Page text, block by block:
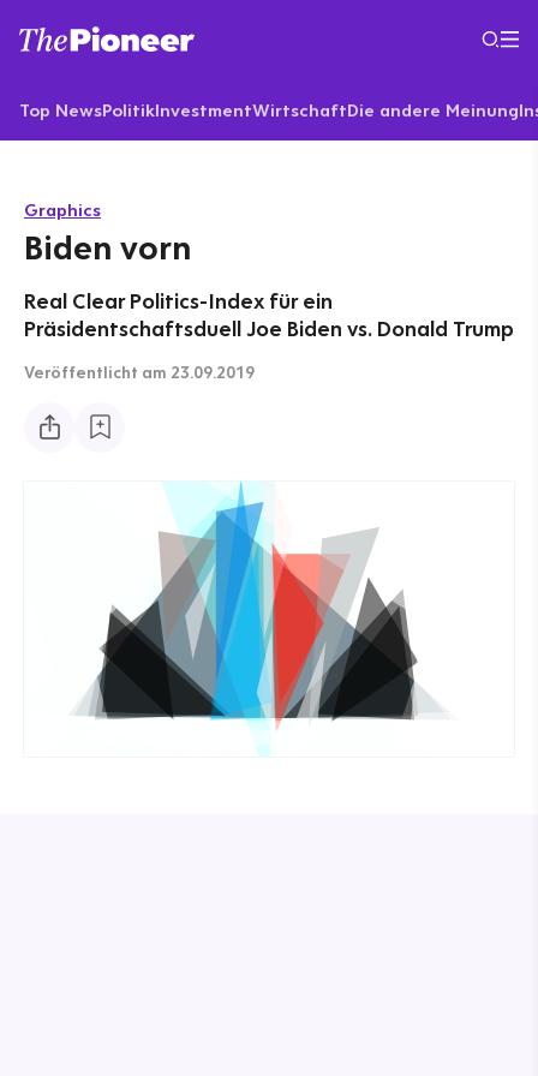
Top NewsPolitikInvestmentWirtschaftDie andere Meinung
Graphics
Biden vorn
Real Clear Politics-Index für ein
Präsidentschaftsduell Joe Biden vs. Donald Trump
Veröffentlicht am 23.09.2019